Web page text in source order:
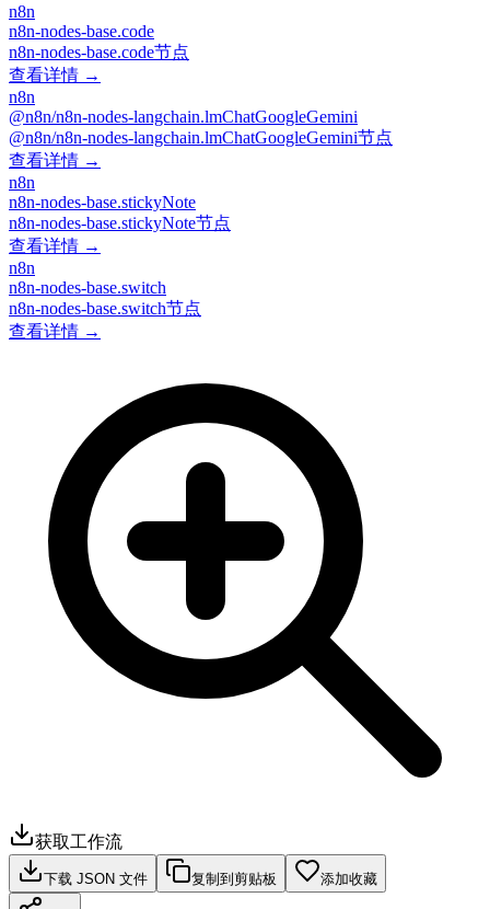
n8n
n8n-nodes-base.code
n8n-nodes-base.code节点
查看详情 →
n8n
@n8n/n8n-nodes-langchain.lmChatGoogleGemini
@n8n/n8n-nodes-langchain.lmChatGoogleGemini节点
查看详情 →
n8n
n8n-nodes-base.stickyNote
n8n-nodes-base.stickyNote节点
查看详情 →
n8n
n8n-nodes-base.switch
n8n-nodes-base.switch节点
查看详情 →
获取工作流
下载 JSON 文件 复制到剪贴板 添加收藏